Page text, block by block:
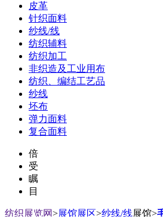
皮革
针织面料
纱线/线
纺织辅料
纺织加工
非织造及工业用布
纺织、编结工艺品
纱线
坯布
弹力面料
复合面料
倍
受
瞩
目
纺织展览网>展馆展区>纱线/线展馆>